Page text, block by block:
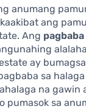
anumang
ang
Ang
ay
sa halaga
na gawin
pumasok sa